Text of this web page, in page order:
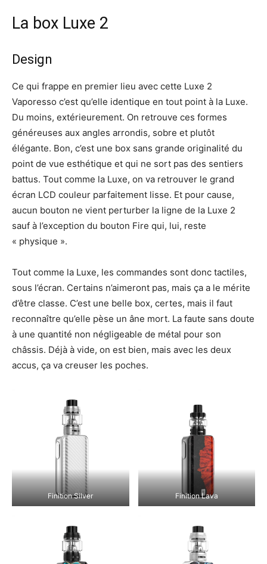
La box Luxe 2
Design
Ce qui frappe en premier lieu avec cette Luxe 2
Vaporesso c’est qu’elle identique en tout point à la Luxe.
Du moins, extérieurement. On retrouve ces formes
généreuses aux angles arrondis, sobre et plutôt
élégante. Bon, c’est une box sans grande originalité du
point de vue esthétique et qui ne sort pas des sentiers
battus. Tout comme la Luxe, on va retrouver le grand
écran LCD couleur parfaitement lisse. Et pour cause,
aucun bouton ne vient perturber la ligne de la Luxe 2
sauf à l’exception du bouton Fire qui, lui, reste
« physique ».
Tout comme la Luxe, les commandes sont donc tactiles,
sous l’écran. Certains n’aimeront pas, mais ça a le mérite
d’être classe. C’est une belle box, certes, mais il faut
reconnaître qu’elle pèse un âne mort. La faute sans doute
à une quantité non négligeable de métal pour son
châssis. Déjà à vide, on est bien, mais avec les deux
accus, ça va creuser les poches.
Finition Silver Finition Lava